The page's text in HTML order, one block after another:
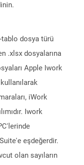
-tablo dosya türü
.xlsx dosyalarına
Apple Iwork
iWork
Iwork
eşdeğerdir.
olan sayıların